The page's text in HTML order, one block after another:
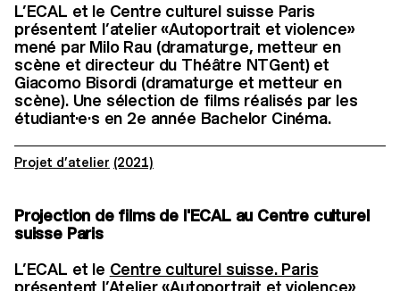
L’ECAL et le Centre culturel suisse Paris
présentent l’atelier «Autoportrait et violence»
mené par Milo Rau (dramaturge, metteur en
scène et directeur du Théâtre NTGent) et
Giacomo Bisordi (dramaturge et metteur en
scène). Une sélection de films réalisés par les
étudiant·e·s en 2e année Bachelor Cinéma.
Projet d’atelier (2021)
Projection de films de l'ECAL au Centre culturel
suisse Paris
L’ECAL et le Centre culturel suisse. Paris
présentent l’Atelier «Autoportrait et violence»